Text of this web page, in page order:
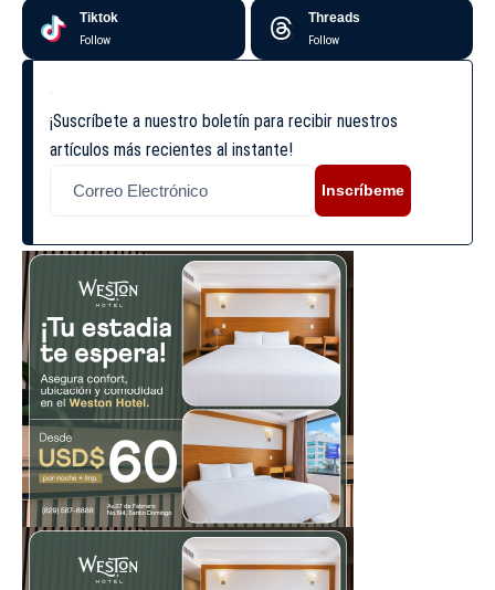
Tiktok
Follow
Threads
Follow
¡Suscríbete a nuestro boletín para recibir nuestros
artículos más recientes al instante!
Inscríbeme